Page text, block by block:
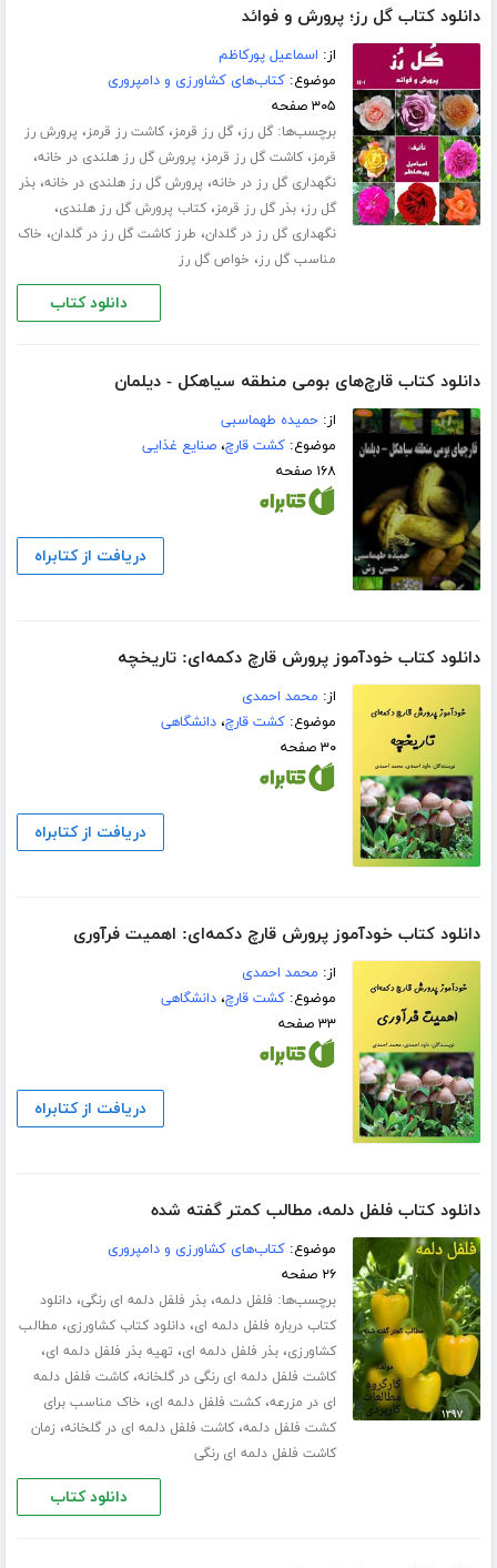
دانلود کتاب گل رز؛ پرورش و فوائد
از: اسماعیل پورکاظم
موضوع:کتاب‌های کشاورزی و دامپروری
۳۰۵ صفحه
برچسب‌ها:گل رز،گل رز قرمز،کاشت رز قرمز، پرورش رز
قرمز،کاشت گل رز قرمز، پرورش گل رز هلندی در خانه،
نگهداری گل رز در خانه، پرورش گل رز هلندی در خانه،بذر
گل رز،بذر گل رز قرمز،کتاب پرورش گل رز هلندی،
نگهداری گل رز در گلدان، طرز کاشت گل رز در گلدان، خاک
مناسب گل رز، خواص گل رز
دانلود کتاب
دانلود کتاب قارچ‌های بومی منطقه سیاهکل - دیلمان
از:حمیده طهماسبی
موضوع:کشت قارچ،صنایع غذایی
۱۶۸ صفحه
دریافت از کتابراه
دانلود کتاب خودآموز پرورش قارچ دکمه‌ای: تاریخچه
از: محمد احمدی
موضوع:کشت قارچ،دانشگاهی
۳۰ صفحه
دریافت از کتابراه
دانلود کتاب خودآموز پرورش قارچ دکمه‌ای: اهمیت فرآوری
از: محمد احمدی
موضوع:کشت قارچ،دانشگاهی
۳۳ صفحه
دریافت از کتابراه
دانلود کتاب فلفل دلمه، مطالب کمتر گفته شده
موضوع:کتاب‌های کشاورزی و دامپروری
۲۶ صفحه
برچسب‌ها: فلفل دلمه،بذر فلفل دلمه ای رنگی،دانلود
کتاب درباره فلفل دلمه ای،دانلود کتاب کشاورزی، مطالب
کشاورزی،بذر فلفل دلمه ای، تهیه بذر فلفل دلمه ای،
کاشت فلفل دلمه ای رنگی در گلخانه،کاشت فلفل دلمه
ای در مزرعه،کشت فلفل دلمه ای، خاک مناسب برای
کشت فلفل دلمه،کاشت فلفل دلمه ای در گلخانه، زمان
کاشت فلفل دلمه ای رنگی
دانلود کتاب